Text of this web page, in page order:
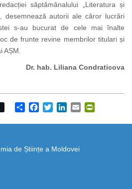
săptămânalului „Literatura și
desemnează autorii ale căror lucrări
s-au bucurat de cele mai înalte
de frunte revine membrilor titulari și
AȘM.
Dr. hab. Liliana Condraticova
ShareFacebook
TwitterLinkedIn
Email
de Științe a Moldovei